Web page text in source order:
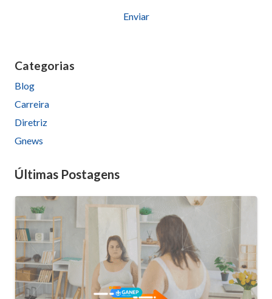
field
empty.
Categorias
Blog
Carreira
Diretriz
Gnews
Últimas Postagens